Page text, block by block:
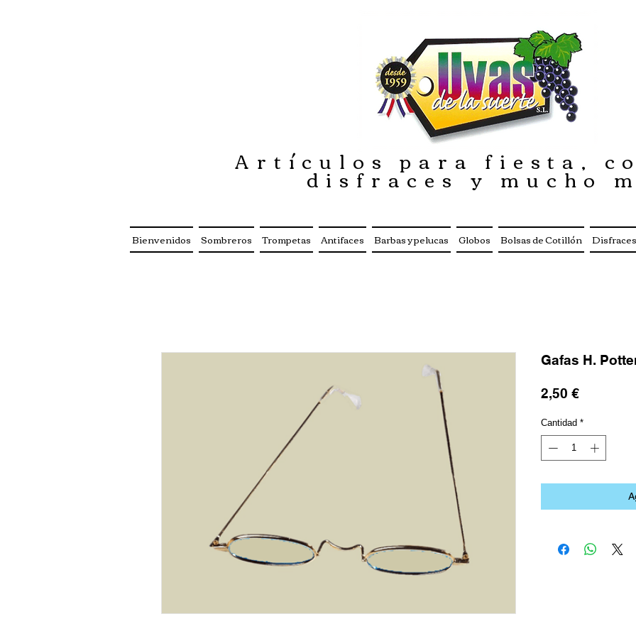
Gafas H.
2,50 €Precio
Cantidad *
Artículos para fiesta,
disfraces y mucho
Bienvenidos Sombreros Trompetas Antifaces Barbas y pelucas Globos Bolsas de Cotillón Disfraces